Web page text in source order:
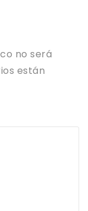
no será
están